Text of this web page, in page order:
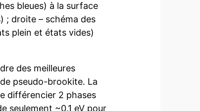
bleues) à la surface
; droite – schéma des
plein et états vides)
des meilleures
pseudo-brookite. La
différencier 2 phases
seulement ~0.1 eV pour